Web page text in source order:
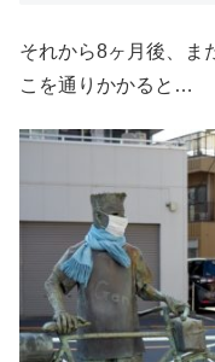
それから8ヶ月後、ま
こを通りかかると…